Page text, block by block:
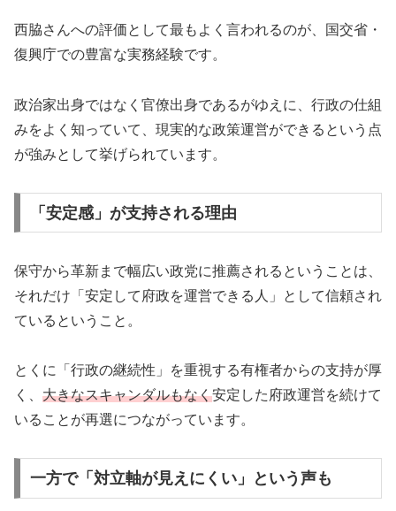
西脇さんへの評価として最もよく言われるのが、国交省・
復興庁での豊富な実務経験です。
政治家出身ではなく官僚出身であるがゆえに、行政の仕組
みをよく知っていて、現実的な政策運営ができるという点
が強みとして挙げられています。
「安定感」が支持される理由
保守から革新まで幅広い政党に推薦されるということは、
それだけ「安定して府政を運営できる人」として信頼され
ているということ。
とくに「行政の継続性」を重視する有権者からの支持が厚
く、 大きなスキャンダルもなく安定した府政運営を続けて
いることが再選につながっています。
一方で「対立軸が見えにくい」という声も